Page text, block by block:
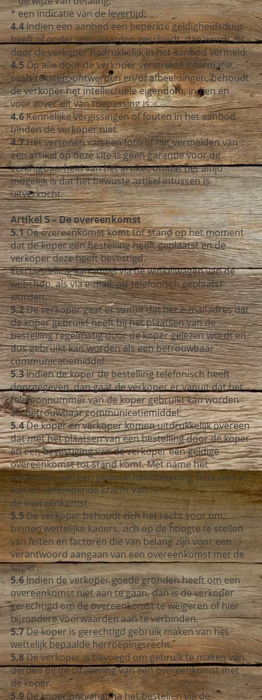
* een indicatie van de levertijd;
4.4Indien een aanbod een beperkte geldigheidsduur
heeft of onder voorwaarden geschiedt, dan wordt dit
door de verkoper nadrukkelijk in het aanbod vermeld.
4.5Op alle door de verkoper verstrekte informatie,
zoals teksten, ontwerpen en/of afbeeldingen, behoudt
de verkoper het intellectuele eigendom, indien en
voor zover dit van toepassing is.
4.6Kennelijke vergissingen of fouten in het aanbod
binden de verkoper niet.
4.7Het vertonen van een foto of het vermelden van
een artikel op deze site is geen garantie voor de
verkrijgbaarheid van het artikel, omdat het altijd
mogelijk is dat het bewuste artikel intussen is
uitverkocht.
Artikel 5 – De overeenkomst
5.1De overeenkomst komt tot stand op het moment
dat de koper een bestelling heeft geplaatst en de
verkoper deze heeft bevestigd.
Een bestelling kan zowel via de winkelwagen van de
webshop, als via e-mail, als telefonisch geplaatst
worden.
5.2De verkoper gaat er vanuit dat het e-mailadres dat
de koper gebruikt heeft bij het plaatsen van de
bestelling regelmatig door de koper gelezen wordt en
dus gebruikt kan worden als een betrouwbaar
communicatiemiddel.
5.3Indien de koper de bestelling telefonisch heeft
doorgegeven, dan gaat de verkoper er vanuit dat het
telefoonnummer van de koper gebruikt kan worden
als betrouwbaar communicatiemiddel.
5.4De koper en verkoper komen uitdrukkelijk overeen
dat met het plaatsen van een bestelling door de koper
en een bevestiging van de verkoper een geldige
overeenkomst tot stand komt. Met name het
ontbreken van een gewone handtekening doet niet af
aan de verbindende kracht van
de overeenkomst.
5.5De verkoper behoudt zich het recht voor om,
binnen wettelijke kaders, zich op de hoogte te stellen
van feiten en factoren die van belang zijn voor een
verantwoord aangaan van een overeenkomst met de
koper.
5.6Indien de verkoper goede gronden heeft om een
overeenkomst niet aan te gaan, dan is de verkoper
gerechtigd om de overeenkomst te weigeren of hier
bijzondere voorwaarden aan te verbinden.
5.7De koper is gerechtigd gebruik maken van het
wettelijk bepaalde herroepingsrecht.
5.8De verkoper is bevoegd om gebruik te maken van
derden bij de uitvoering van een overeenkomst met
de koper.
5.9De koper ontvangt na het bestellen via de